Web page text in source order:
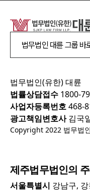
법무법인 대륜 그룹 바
법무법인(유한) 대륜
법률상담접수 1800-
사업자등록번호468-
광고책임변호사김국
Copyright 2022 법무법
제주법무법인의
서울특별시 강남구,